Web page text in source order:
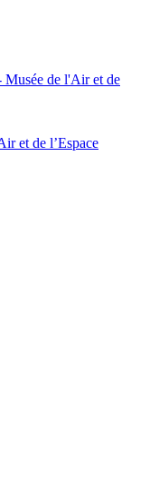
et de l’Espace